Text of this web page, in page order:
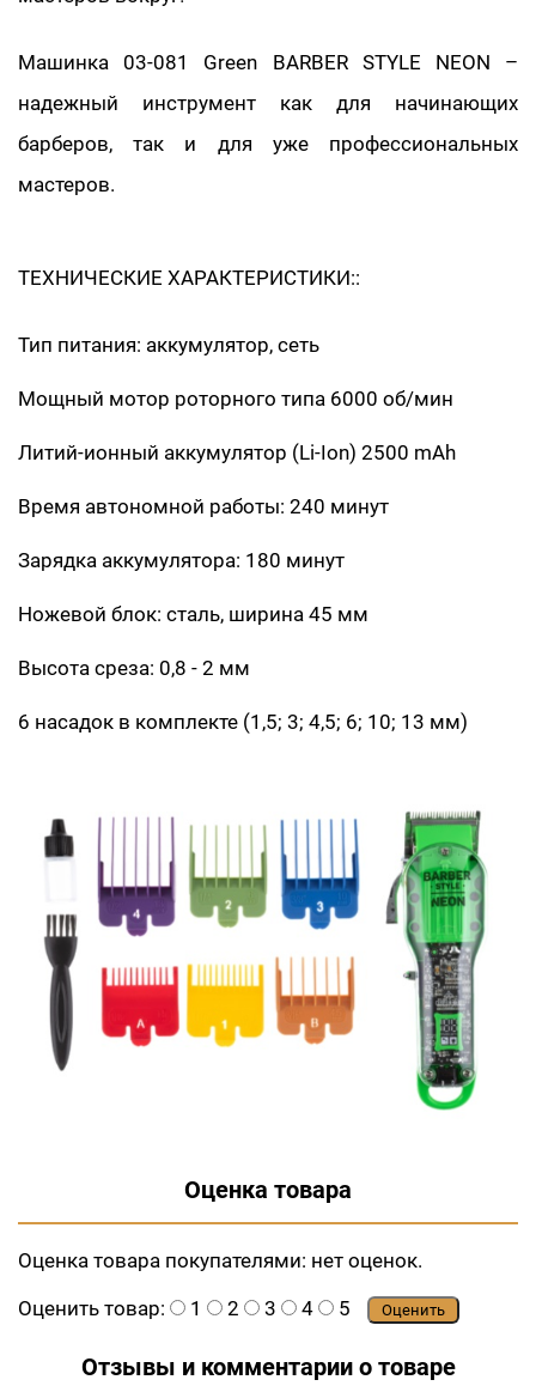
Машинка 03-081 Green BARBER STYLE NEON –
надежный инструмент как для начинающих
барберов, так и для уже профессиональных
мастеров.
ТЕХНИЧЕСКИЕ ХАРАКТЕРИСТИКИ::
Тип питания: аккумулятор, сеть
Мощный мотор роторного типа 6000 об/мин
Литий-ионный аккумулятор (Li-Ion) 2500 mAh
Время автономной работы: 240 минут
Зарядка аккумулятора: 180 минут
Ножевой блок: сталь, ширина 45 мм
Высота среза: 0,8 - 2 мм
6 насадок в комплекте (1,5; 3; 4,5; 6; 10; 13 мм)
Оценка товара
Оценка товара покупателями: нет оценок.
Оценить товар:
1 2 3 4 5 Оценить
Отзывы и комментарии о товаре